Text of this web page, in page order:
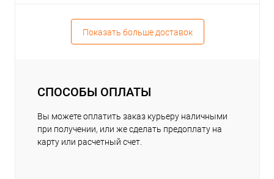
Показать больше доставок
СПОСОБЫ ОПЛАТЫ
Вы можете оплатить заказ курьеру наличными
при получении, или же сделать предоплату на
карту или расчетный счет.